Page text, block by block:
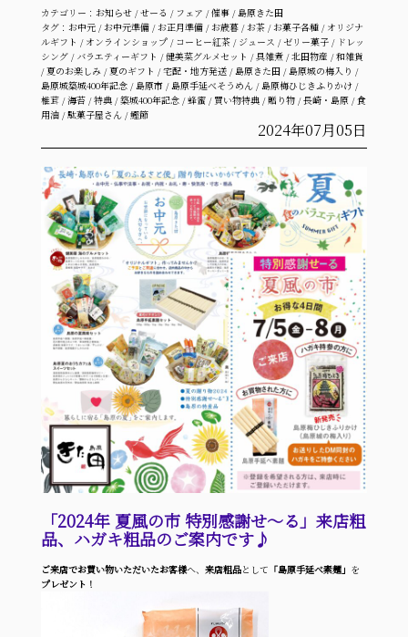
カテゴリー： お知らせ/せーる / フェア /催事/島原きた田
タグ： お中元/お中元準備/お正月準備/お歳暮/お茶/お菓子各種/ オリジナ
ルギフト / オンラインショップ/ コーヒー紅茶/ ジュース / ゼリー菓子/ ドレッ
シング/ バラエティーギフト /健美菜グルメセット /具雑煮/北田物産 /和雑貨
/夏のお楽しみ/夏のギフト /宅配・地方発送/島原きた田/島原城の梅入り /
島原城築城400年記念/島原市/島原手延べそうめん/島原梅ひじきふりかけ/
椎茸/海苔/特典/築城400年記念/蜂蜜/ 買い物特典/贈り物/長崎・島原/食
用油/駄菓子屋さん/鰹節
2024年07月05日
「2024年 夏風の市 特別感謝せ～る」来店粗
品、ハガキ粗品のご案内です♪
ご来店でお買い物いただいたお客様へ、 来店粗品として 「島原手延べ素麺」 を
プレゼント！